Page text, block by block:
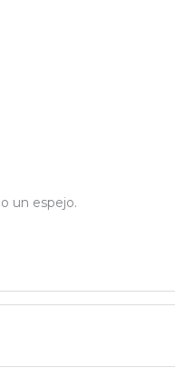
un espejo.